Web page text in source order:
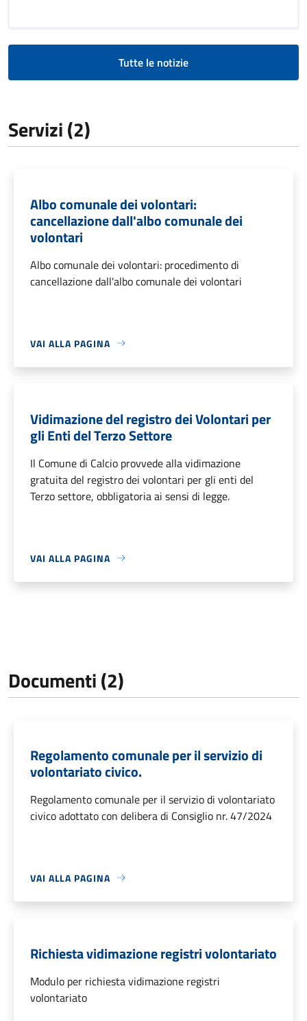
Tutte le notizie
Servizi (2)
Albo comunale dei volontari:
cancellazione dall'albo comunale dei
volontari
Albo comunale dei volontari: procedimento di
cancellazione dall'albo comunale dei volontari
VAI ALLA PAGINA
Vidimazione del registro dei Volontari per
gli Enti del Terzo Settore
Il Comune di Calcio provvede alla vidimazione
gratuita del registro dei volontari per gli enti del
Terzo settore, obbligatoria ai sensi di legge.
VAI ALLA PAGINA
Documenti (2)
Regolamento comunale per il servizio di
volontariato civico.
Regolamento comunale per il servizio di volontariato
civico adottato con delibera di Consiglio nr. 47/2024
VAI ALLA PAGINA
Richiesta vidimazione registri volontariato
Modulo per richiesta vidimazione registri
volontariato